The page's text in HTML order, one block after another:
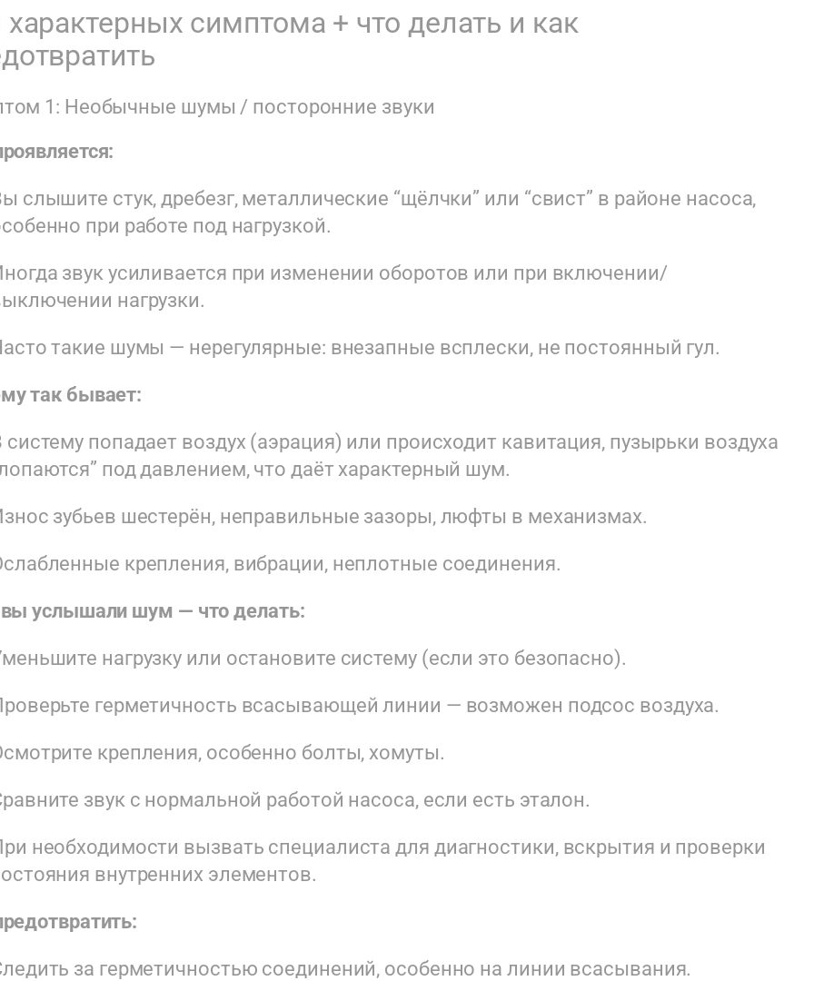
характерных симптома + что делать и как
1: Необычные шумы / посторонние звуки
слышите стук, дребезг, металлические “щёлчки” или “свист” в районе насоса,
при работе под нагрузкой.
звук усиливается при изменении оборотов или при включении/
нагрузки.
такие шумы — нерегулярные: внезапные всплески, не постоянный гул.
так бывает:
систему попадает воздух (аэрация) или происходит кавитация, пузырьки воздуха
под давлением, что даёт характерный шум.
зубьев шестерён, неправильные зазоры, люфты в механизмах.
крепления, вибрации, неплотные соединения.
вы услышали шум — что делать:
нагрузку или остановите систему (если это безопасно).
герметичность всасывающей линии — возможен подсос воздуха.
крепления, особенно болты, хомуты.
звук с нормальной работой насоса, если есть эталон.
необходимости вызвать специалиста для диагностики, вскрытия и проверки
внутренних элементов.
за герметичностью соединений, особенно на линии всасывания.